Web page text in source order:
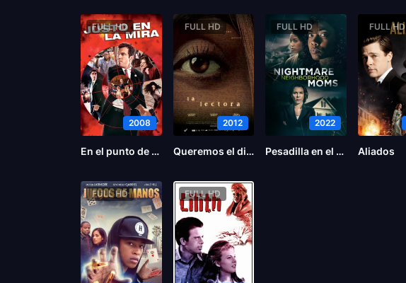
FULL HD
2008
En el punto de mira
FULL HD
2012
Queremos el divorcio
FULL HD
2022
Pesadilla en el vecindario
FULL HD
Aliados
FULL HD FULL HD